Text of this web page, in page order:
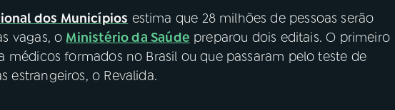
dos Municípios estima que 28 milhões de pessoas serão
vagas, o Ministério da Saúde preparou dois editais. O primeiro
médicos formados no Brasil ou que passaram pelo teste de
estrangeiros, o Revalida.